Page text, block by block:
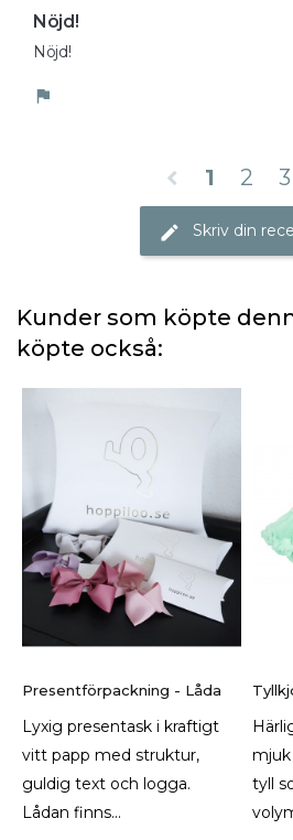
Nöjd!
Nöjd!
flag
chevron_left 1 2 3
edit Skriv din
Kunder som köpte
köpte också:
Presentförpackning - Låda
Lyxig presentask i kraftigt
vitt papp med struktur,
guldig text och logga.
Lådan finns...
tyll